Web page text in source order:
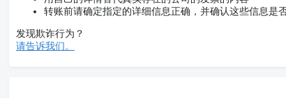
转账前请确定指定的详细信息正确，并确认这些信息是
发现欺诈行为？
请告诉我们。